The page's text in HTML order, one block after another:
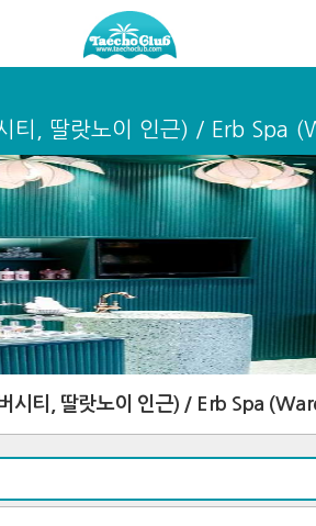
티, 딸랏노이 인근) / Erb Spa
시티, 딸랏노이 인근) / Erb Spa